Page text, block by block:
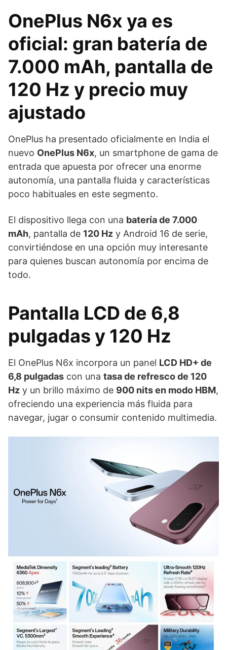
OnePlus N6x ya es
oficial: gran batería de
7.000 mAh, pantalla de
120 Hz y precio muy
ajustado
OnePlus ha presentado oficialmente en India el
nuevo OnePlus N6x, un smartphone de gama de
entrada que apuesta por ofrecer una enorme
autonomía, una pantalla fluida y características
poco habituales en este segmento.
El dispositivo llega con una batería de 7.000
mAh, pantalla de 120 Hz y Android 16 de serie,
convirtiéndose en una opción muy interesante
para quienes buscan autonomía por encima de
todo.
Pantalla LCD de 6,8
pulgadas y 120 Hz
El OnePlus N6x incorpora un panel LCD HD+ de
6,8 pulgadas con una tasa de refresco de 120
Hz y un brillo máximo de 900 nits en modo HBM,
ofreciendo una experiencia más fluida para
navegar, jugar o consumir contenido multimedia.